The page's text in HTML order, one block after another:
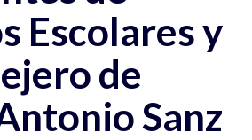
Escolares y
de
Sanz